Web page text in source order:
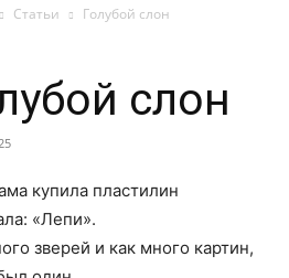
Статьи Голубой слон
слон
купила пластилин
«Лепи».
зверей и как много картин,